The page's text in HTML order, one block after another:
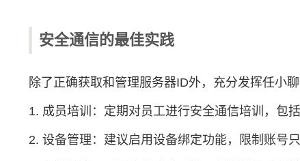
安全通信的最佳实践
除了正确获取和管理服务器ID外，充分发挥任小
1. 成员培训：定期对员工进行安全通信培训，包
2. 设备管理：建议启用设备绑定功能，限制账号